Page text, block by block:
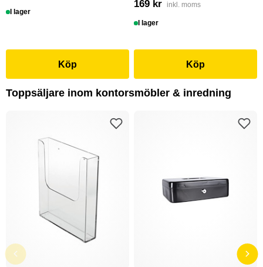
I lager
Köp
169 kr inkl. moms
I lager
Köp
Toppsäljare inom kontorsmöbler & inredning